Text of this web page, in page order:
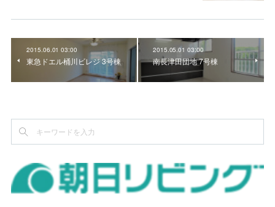
2015.06.01 03:00
東急ドエル桶川ビレジ 3号棟
2015.05.01 03:00
南長津田団地 7号棟